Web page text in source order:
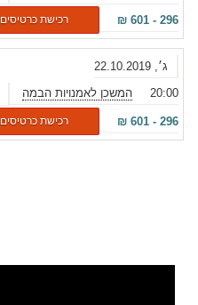
296
-
601
₪ רכישת כרטיסים
ג׳, 22.10.2019
20:00
המשכן לאמנויות הבמה
296
-
601
₪ רכישת כרטיסים